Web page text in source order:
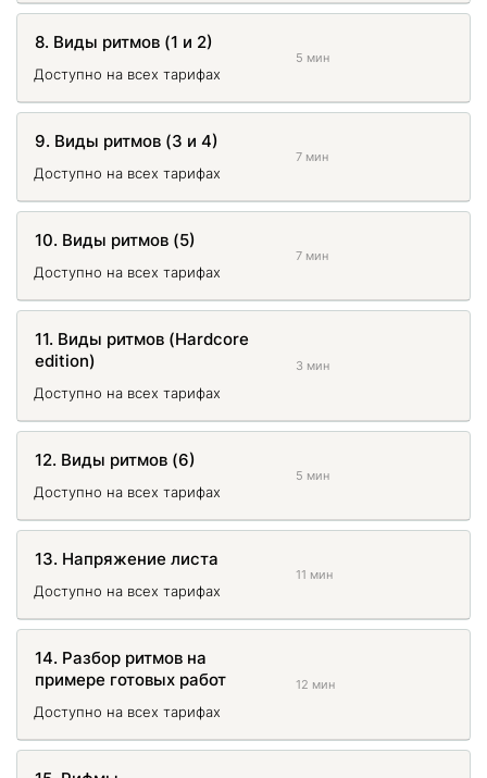
8. Виды ритмов (1 и 2)
Доступно на всех тарифах
5 мин
9. Виды ритмов (3 и 4)
Доступно на всех тарифах
7 мин
10. Виды ритмов (5)
Доступно на всех тарифах
7 мин
11. Виды ритмов (Hardcore
edition)
Доступно на всех тарифах
3 мин
12. Виды ритмов (6)
Доступно на всех тарифах
5 мин
13. Напряжение листа
Доступно на всех тарифах
11 мин
14. Разбор ритмов на
примере готовых работ
Доступно на всех тарифах
12 мин